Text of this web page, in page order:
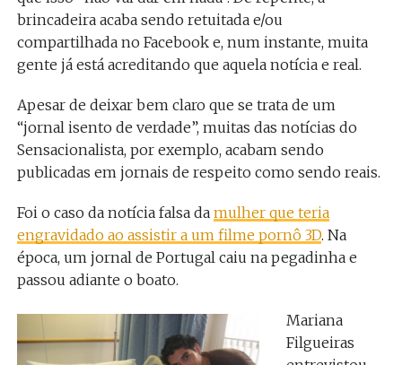
brincadeira acaba sendo retuitada e/ou
compartilhada no Facebook e, num instante, muita
gente já está acreditando que aquela notícia e real.
Apesar de deixar bem claro que se trata de um
“jornal isento de verdade”, muitas das notícias do
Sensacionalista, por exemplo, acabam sendo
publicadas em jornais de respeito como sendo reais.
Foi o caso da notícia falsa da mulher que teria
engravidado ao assistir a um filme pornô 3D. Na
época, um jornal de Portugal caiu na pegadinha e
passou adiante o boato.
Mariana
Filgueiras